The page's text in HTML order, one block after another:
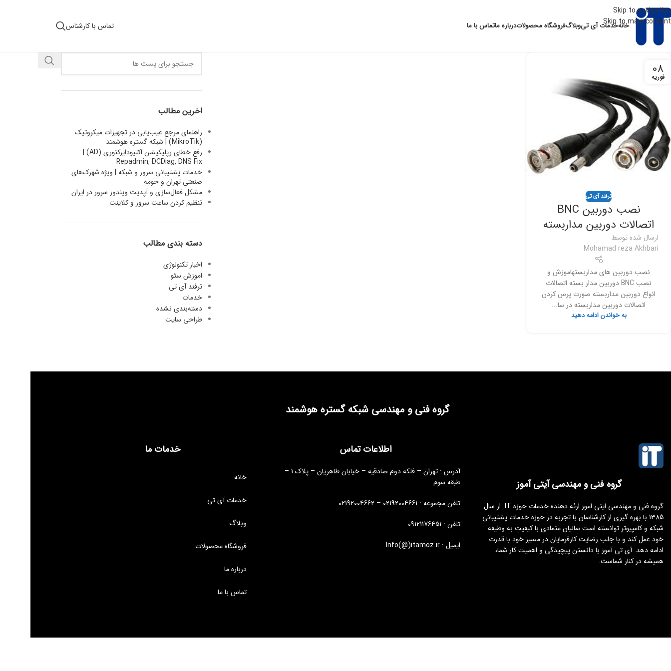
Skip to navigation
Skip to main content
خانهخدمات آی تیوبلاگفروشگاه محصولاتدرباره ماتماس با ما تماس با کارشناس
08
فوریه
ترفند آی تی
نصب دوربین BNC
اتصالات دوربین مداربسته
ارسال شده توسط
Mohamad reza Akhbari
نصب دوربین های مداربستهاموزش و
نصب BNC دوربین مدار بسته اتصالات
انواع دوربین مداربسته صورت پرس کردن
اتصالات دوربین مداربسته در سا...
به خواندن ادامه دهید
اخرین مطالب
راهنمای مرجع عیب‌یابی در تجهیزات میکروتیک
(MikroTik) | شبکه گستره هوشمند
رفع خطای رپلیکیشن اکتیودایرکتوری (AD) |
Repadmin, DCDiag, DNS Fix
خدمات پشتیبانی سرور و شبکه | ویژه شهرک‌های
صنعتی تهران و حومه
مشکل فعال‌سازی و آپدیت ویندوز سرور در ایران
تنظیم کردن ساعت سرور و کلاینت
دسته بندی مطالب
اخبار تکنولوژی
اموزش سئو
ترفند آی تی
خدمات
دسته‌بندی نشده
طراحی سایت
گروه فنی و مهندسی شبکه گستره هوشمند
گروه فنی و مهندسی آیتی آموز
گروه فنی و مهندسی ایتی اموز ارئه دهنده خدمات حوزه IT از سال
1385 با بهره گیری از کارشناسان با تجربه در حوزه خدمات پشتیبانی
شبکه و کامپیوتر توانسته است سالیان متمادی با کیفیت به وظیفه
خود عمل کند و با جلب رضایت کارفرمایان در مسیر خود با قدرت
ادامه دهد. آی تی آموز با دانستن پیچیدگی و اهمیت کار شما،
همیشه در کنار شماست.
اطلاعات تماس
آدرس : تهران – فلکه دوم صادقیه – خیابان طاهریان – پلاک 1 –
طبقه سوم
تلفن مجموعه : 02192004661 – 02192004662
تلفن : 09121176451
ایمیل : Info(@)itamoz.ir
خدمات ما
خانه
خدمات آی تی
وبلاگ
فروشگاه محصولات
درباره ما
تماس با ما